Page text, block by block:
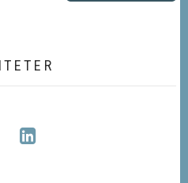
linkedin